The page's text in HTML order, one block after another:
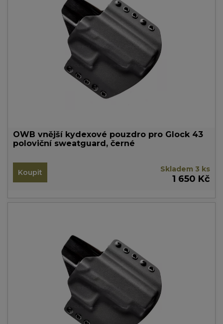
OWB vnější kydexové pouzdro pro Glock 43
poloviční sweatguard, černé
Koupit Skladem 3 ks
1 650 Kč